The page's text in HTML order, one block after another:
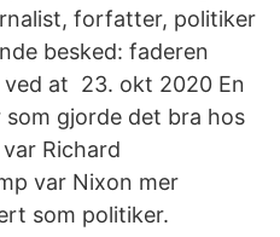
forfatter, politiker
besked: faderen
at 23. okt 2020 En
gjorde det bra hos
Richard
var Nixon mer
som politiker.